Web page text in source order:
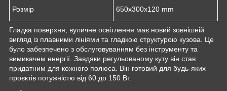
Розмір 650x300x120 mm
Гладка поверхня, вуличне освітлення має новий зовнішній
вигляд із плавними лініями та гладкою структурою кузова. Це
було забезпечено з обслуговуванням без інструменту та
вимикачем енергії. Завдяки регульованому куту він став
придатним для кожного полюса. Він готовий для будь-яких
проєктів потужністю від 60 до 150 Вт.